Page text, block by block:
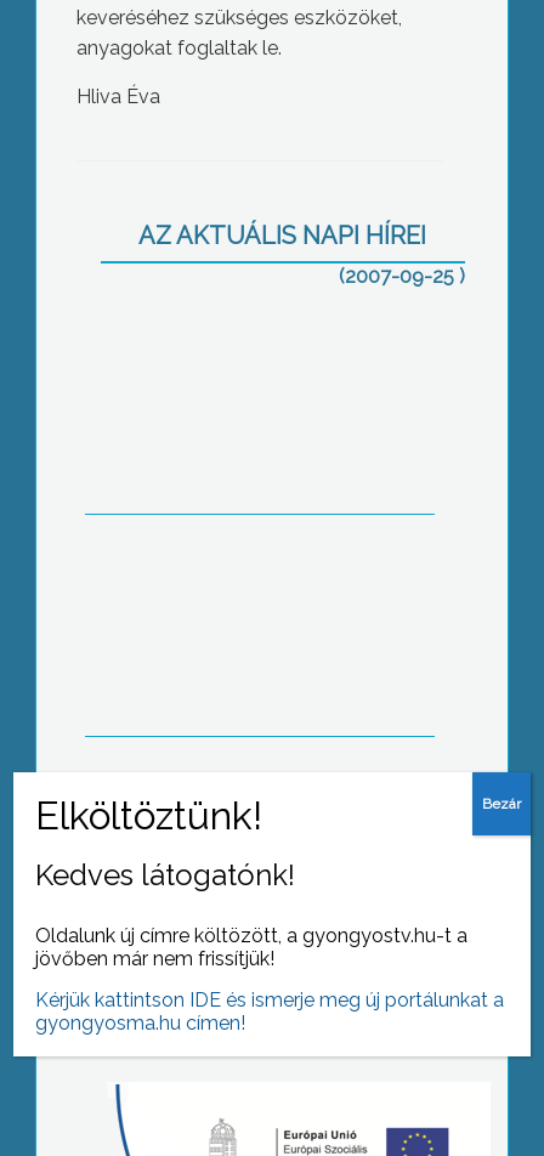
keveréséhez szükséges eszközöket,
anyagokat foglaltak le.
Hliva Éva
AZ AKTUÁLIS NAPI HÍREI
(2007-09-25 )
parlagfűellenes plakátpályázaton
Tovább az archívumra
Kedves látogatónk!
Oldalunk új címre költözött, a gyongyostv.hu-t a
jövőben már nem frissítjük!
Kérjük kattintson IDE és ismerje meg új portálunkat a
gyongyosma.hu címen!